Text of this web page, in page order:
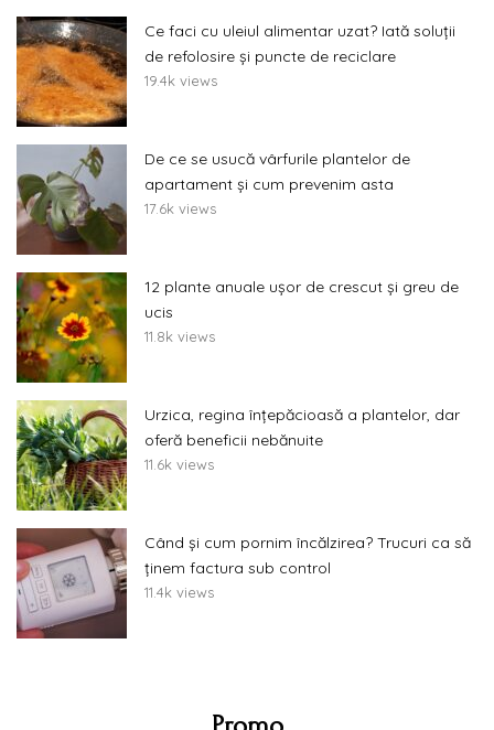
Ce faci cu uleiul alimentar uzat? Iată soluții
de refolosire și puncte de reciclare
19.4k views
De ce se usucă vârfurile plantelor de
apartament și cum prevenim asta
17.6k views
12 plante anuale ușor de crescut și greu de
ucis
11.8k views
Urzica, regina înțepăcioasă a plantelor, dar
oferă beneficii nebănuite
11.6k views
Când și cum pornim încălzirea? Trucuri ca să
ținem factura sub control
11.4k views